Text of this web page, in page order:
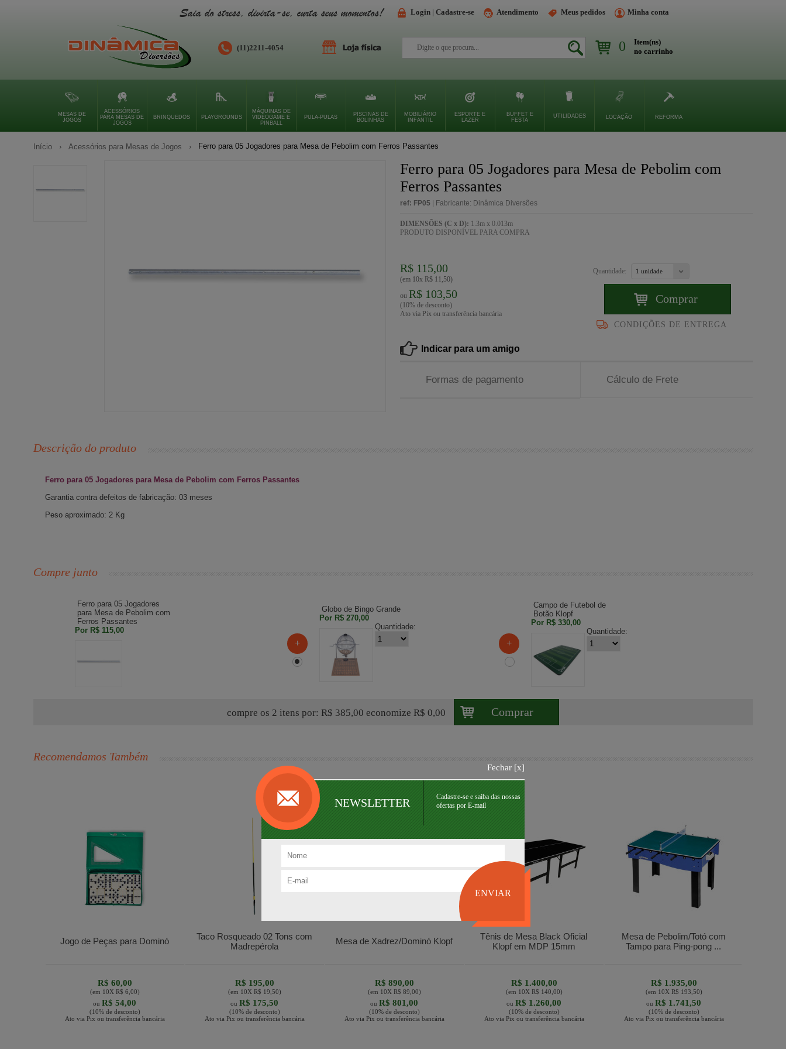
Saia do stress, divirta-se, curta seus momentos! Login | Cadastre-se Atendimento Meus pedidos Minha conta
(11)2211-4054 Buscar 0
Item(ns)
no carrinho
MESAS DE
JOGOS
ACESSÓRIOS
PARA MESAS DE
JOGOS
BRINQUEDOS PLAYGROUNDS
MÁQUINAS DE
VIDEOGAME E
PINBALL
PULA-PULAS
PISCINAS DE
BOLINHAS
MOBILIÁRIO
INFANTIL
ESPORTE E
LAZER
BUFFET E
FESTA
UTILIDADES LOCAÇÃO REFORMA
Fechar [x]
NEWSLETTER
Cadastre-se e saiba das nossas
ofertas por E-mail
Início Acessórios para Mesas de Jogos Ferro para 05 Jogadores para Mesa de Pebolim com Ferros Passantes
Ferro para 05 Jogadores para Mesa de Pebolim com
Ferros Passantes
ref: FP05 | Fabricante: Dinâmica Diversões
DIMENSÕES (C x D): 1.3m x 0.013m
PRODUTO DISPONÍVEL PARA COMPRA
R$ 115,00
(em 10x R$ 11,50)
ou R$ 103,50
(10% de desconto)
Ato via Pix ou transferência bancária
Quantidade:
Comprar
CONDIÇÕES DE ENTREGA
Indicar para um amigo
Formas de pagamento Cálculo de Frete
Descrição do produto
Ferro para 05 Jogadores para Mesa de Pebolim com Ferros Passantes
Garantia contra defeitos de fabricação: 03 meses
Peso aproximado: 2 Kg
Compre junto
Ferro para 05 Jogadores
para Mesa de Pebolim com
Ferros Passantes
Por R$ 115,00
+
Globo de Bingo Grande
Por R$ 270,00
Quantidade:
+
Campo de Futebol de
Botão Klopf
Por R$ 330,00
Quantidade:
compre os 2 itens por: R$ 385,00 economize R$ 0,00 Comprar
Recomendamos Também
Jogo de Peças para Dominó
R$ 60,00
(em 10X R$ 6,00)
ou R$ 54,00
(10% de desconto)
Ato via Pix ou transferência bancária
Taco Rosqueado 02 Tons com
Madrepérola
R$ 195,00
(em 10X R$ 19,50)
ou R$ 175,50
(10% de desconto)
Ato via Pix ou transferência bancária
Mesa de Xadrez/Dominó Klopf
R$ 890,00
(em 10X R$ 89,00)
ou R$ 801,00
(10% de desconto)
Ato via Pix ou transferência bancária
Tênis de Mesa Black Oficial
Klopf em MDP 15mm
R$ 1.400,00
(em 10X R$ 140,00)
ou R$ 1.260,00
(10% de desconto)
Ato via Pix ou transferência bancária
Mesa de Pebolim/Totó com
Tampo para Ping-pong ...
R$ 1.935,00
(em 10X R$ 193,50)
ou R$ 1.741,50
(10% de desconto)
Ato via Pix ou transferência bancária